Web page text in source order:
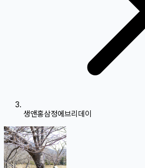
생앤홍삼정에브리데이